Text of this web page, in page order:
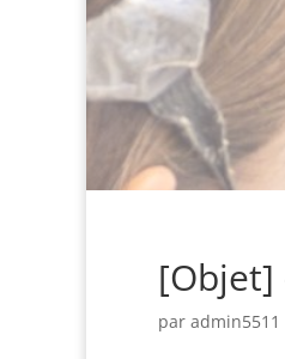
[Objet]
par admin5511